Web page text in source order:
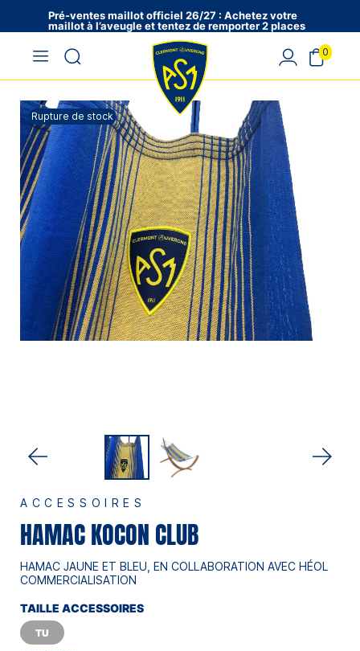
Pré-ventes maillot officiel 26/27 : Achetez votre
maillot à l’aveugle et tentez de remporter 2 places
en VIP !
Rupture de stock
ACCESSOIRES
HAMAC KOCON CLUB
HAMAC JAUNE ET BLEU, EN COLLABORATION AVEC HÉOL
COMMERCIALISATION
TAILLE ACCESSOIRES
TU
0